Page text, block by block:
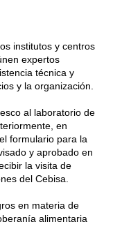
institutos y centros
expertos
técnica y
y la organización.
al laboratorio de
en
formulario para la
y aprobado en
la visita de
del Cebisa.
en materia de
alimentaria